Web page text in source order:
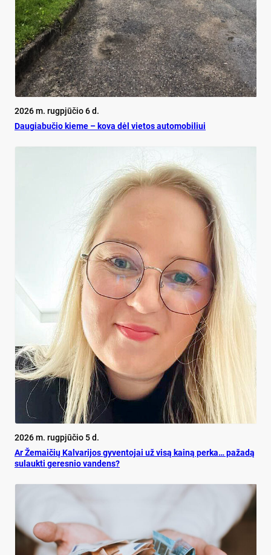
2026 m. rugpjūčio 6 d.
Dau­gia­bu­čio kie­me – ko­va dėl vie­tos au­to­mo­bi­liui
2026 m. rugpjūčio 5 d.
Ar Že­mai­čių Kal­va­ri­jos gy­ven­to­jai už vi­są kai­ną per­ka… pa­ža­dą
su­lauk­ti ge­res­nio van­dens?